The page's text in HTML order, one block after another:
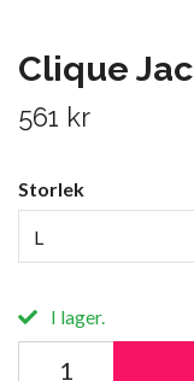
Clique
561 kr
Storlek
L
I lager.